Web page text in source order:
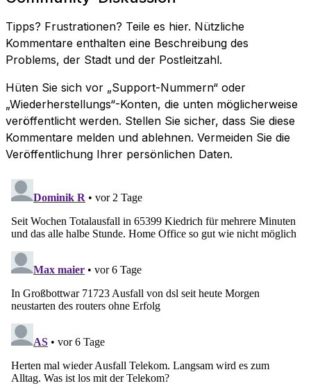
Tipps? Frustrationen? Teile es hier. Nützliche
Kommentare enthalten eine Beschreibung des
Problems, der Stadt und der Postleitzahl.
Hüten Sie sich vor „Support-Nummern“ oder
„Wiederherstellungs“-Konten, die unten möglicherweise
veröffentlicht werden. Stellen Sie sicher, dass Sie diese
Kommentare melden und ablehnen. Vermeiden Sie die
Veröffentlichung Ihrer persönlichen Daten.